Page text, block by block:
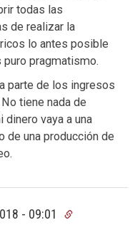
todas las
de realizar la
lo antes posible
pragmatismo.
parte de los ingresos
tiene nada de
dinero vaya a una
de una producción de
- 09:01